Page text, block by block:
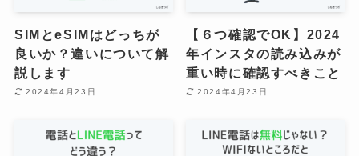
SIMとeSIMはどっちが
良いか？違いについて解
説します
2024年4月23日
【６つ確認でOK】2024
年インスタの読み込みが
重い時に確認すべきこと
2024年4月23日